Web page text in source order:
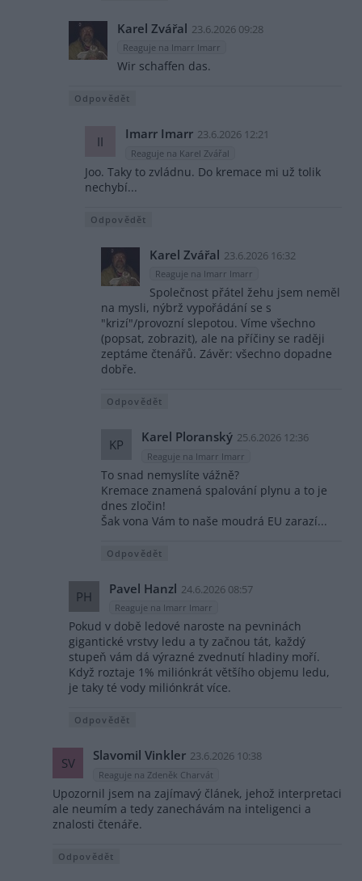
Karel Zvářal 23.6.2026 09:28
Reaguje na Imarr Imarr
Wir schaffen das.
Odpovědět
II Imarr Imarr 23.6.2026 12:21
Reaguje na Karel Zvářal
Joo. Taky to zvládnu. Do kremace mi už tolik
nechybí...
Odpovědět
Karel Zvářal 23.6.2026 16:32
Reaguje na Imarr Imarr
Společnost přátel žehu jsem neměl
na mysli, nýbrž vypořádání se s
"krizí"/provozní slepotou. Víme všechno
(popsat, zobrazit), ale na příčiny se raději
zeptáme čtenářů. Závěr: všechno dopadne
dobře.
Odpovědět
KP Karel Ploranský 25.6.2026 12:36
Reaguje na Imarr Imarr
To snad nemyslíte vážně?
Kremace znamená spalování plynu a to je
dnes zločin!
Šak vona Vám to naše moudrá EU zarazí...
Odpovědět
PH Pavel Hanzl 24.6.2026 08:57
Reaguje na Imarr Imarr
Pokud v době ledové naroste na pevninách
gigantické vrstvy ledu a ty začnou tát, každý
stupeň vám dá výrazné zvednutí hladiny moří.
Když roztaje 1% miliónkrát většího objemu ledu,
je taky té vody miliónkrát více.
Odpovědět
SV Slavomil Vinkler 23.6.2026 10:38
Reaguje na Zdeněk Charvát
Upozornil jsem na zajímavý článek, jehož interpretaci
ale neumím a tedy zanechávám na inteligenci a
znalosti čtenáře.
Odpovědět